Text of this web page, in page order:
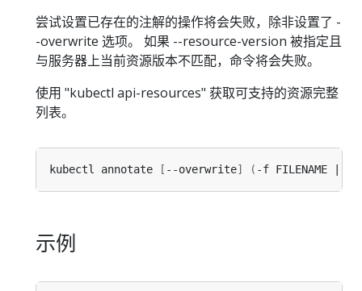
尝试设置已存在的注解的操作将会失败，除非设置了 -
-overwrite 选项。 如果 --resource-version 被指定且
与服务器上当前资源版本不匹配，命令将会失败。
使用 "kubectl api-resources" 获取可支持的资源完整
列表。
kubectl annotate [ --overwrite] ( -f FILENAME |
示例